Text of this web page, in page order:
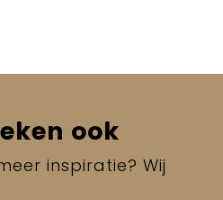
ook
inspiratie? Wij